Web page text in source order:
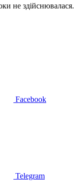
не здійснювалася.
Facebook
Telegram